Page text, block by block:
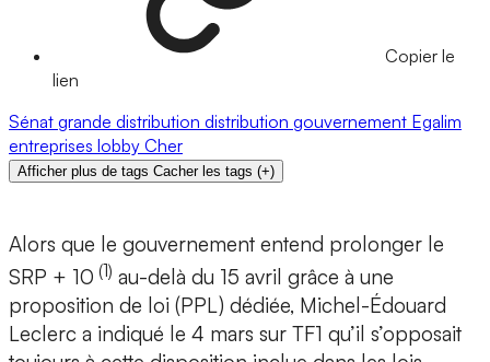
Copier le
lien
Sénat grande distribution distribution gouvernement Egalim
entreprises lobby Cher
Afficher plus de tags Cacher les tags (+)
Alors que le gouvernement entend prolonger le
SRP + 10 (1) au-delà du 15 avril grâce à une
proposition de loi (PPL) dédiée, Michel-Édouard
Leclerc a indiqué le 4 mars sur TF1 qu’il s’opposait